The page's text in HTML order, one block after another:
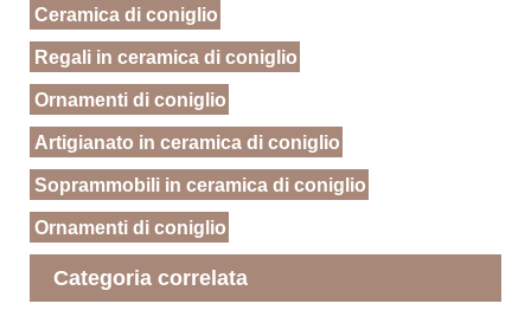
Ceramica di coniglio
Regali in ceramica di coniglio
Ornamenti di coniglio
Artigianato in ceramica di coniglio
Soprammobili in ceramica di coniglio
Ornamenti di coniglio
Categoria correlata